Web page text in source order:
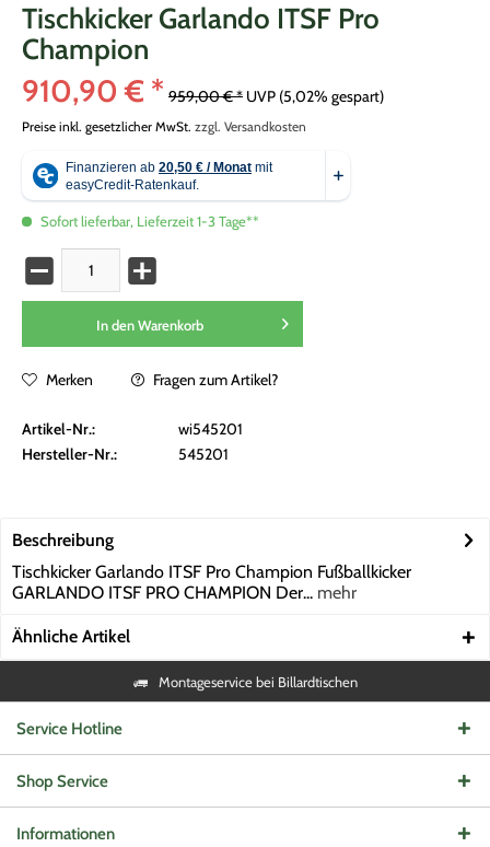
Tischkicker Garlando ITSF Pro
Champion
910,90 € * 959,00 € * UVP (5,02% gespart)
Preise inkl. gesetzlicher MwSt. zzgl. Versandkosten
Sofort lieferbar, Lieferzeit 1-3 Tage**
In den Warenkorb
Merken Fragen zum Artikel?
Artikel-Nr.:
wi545201
Hersteller-Nr.:
545201
Beschreibung
Tischkicker Garlando ITSF Pro Champion Fußballkicker
GARLANDO ITSF PRO CHAMPION Der... mehr
Ähnliche Artikel
Montageservice bei Billardtischen
Service Hotline
Shop Service
Informationen